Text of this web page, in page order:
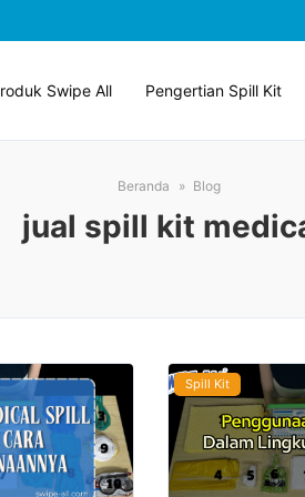
Swipe All Pengertian Spill Kit
Beranda Blog
jual spill kit
Spill Kit